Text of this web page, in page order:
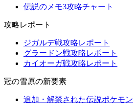
伝説のメモ3攻略チャート
攻略レポート
ジガルデ戦攻略レポート
グラードン戦攻略レポート
カイオーガ戦攻略レポート
冠の雪原の新要素
追加・解禁された伝説ポケモン